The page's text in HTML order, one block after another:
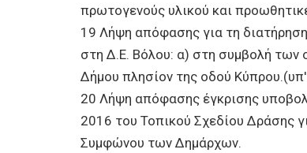
πρωτογενούς υλικού και
19 Λήψη απόφασης για τη
στη Δ.Ε. Βόλου: α) στη συμβολή των
Δήμου πλησίον της οδού
20 Λήψη απόφασης έγκρισης
2016 του Τοπικού Σχεδίου Δράσης
Συμφώνου των Δημάρχων.